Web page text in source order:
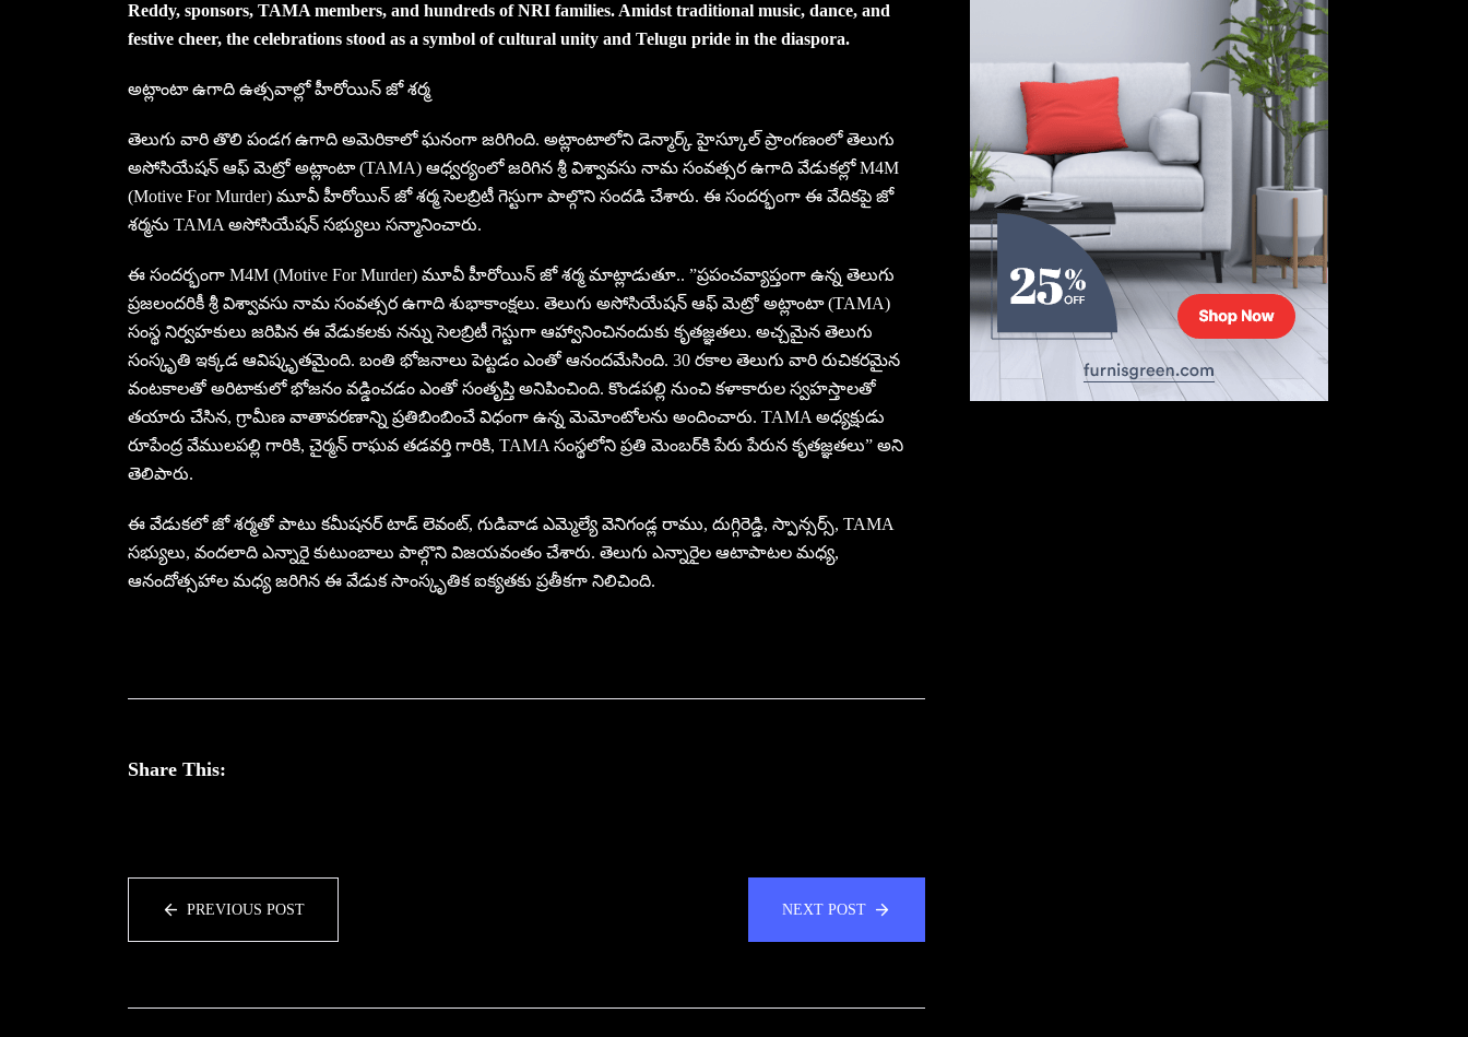
Reddy, sponsors, TAMA members, and hundreds of NRI families. Amidst traditional music, dance, and
festive cheer, the celebrations stood as a symbol of cultural unity and Telugu pride in the diaspora.
అట్లాంటా ఉగాది ఉత్స‌వాల్లో హీరోయిన్ జో శ‌ర్మ
తెలుగు వారి తొలి పండగ ఉగాది అమెరికాలో ఘ‌నంగా జ‌రిగింది. అట్లాంటాలోని డెన్మార్క్ హైస్కూల్ ప్రాంగణంలో తెలుగు
అసోసియేషన్ ఆఫ్ మెట్రో అట్లాంటా (TAMA) ఆధ్వర్యంలో జ‌రిగిన‌ శ్రీ విశ్వావసు నామ సంవత్సర ఉగాది వేడుక‌ల్లో M4M
(Motive For Murder) మూవీ హీరోయిన్ జో శ‌ర్మ సెలబ్రిటీ గెస్టుగా పాల్గొని సంద‌డి చేశారు. ఈ సంద‌ర్భంగా ఈ వేదిక‌పై జో
శ‌ర్మ‌ను TAMA అసోసియేష‌న్ స‌భ్యులు స‌న్మానించారు.
ఈ సంద‌ర్భంగా M4M (Motive For Murder) మూవీ హీరోయిన్ జో శ‌ర్మ మాట్లాడుతూ.. ”ప్ర‌పంచ‌వ్యాప్తంగా ఉన్న తెలుగు
ప్ర‌జ‌లంద‌రికీ శ్రీ విశ్వావసు నామ సంవత్సర ఉగాది శుభాకాంక్ష‌లు. తెలుగు అసోసియేషన్ ఆఫ్ మెట్రో అట్లాంటా (TAMA)
సంస్థ నిర్వ‌హ‌కులు జ‌రిపిన ఈ వేడుక‌ల‌కు న‌న్ను సెలబ్రిటీ గెస్టుగా ఆహ్వానించినందుకు కృతజ్ఞ‌త‌లు. అచ్చ‌మైన తెలుగు
సంస్కృతి ఇక్క‌డ ఆవిష్కృత‌మైంది. బంతి భోజ‌నాలు పెట్ట‌డం ఎంతో ఆనంద‌మేసింది. 30 ర‌కాల తెలుగు వారి రుచిక‌ర‌మైన
వంట‌కాల‌తో అరిటాకులో భోజ‌నం వడ్డించ‌డం ఎంతో సంతృప్తి అనిపించింది. కొండ‌ప‌ల్లి నుంచి క‌ళాకారుల స్వ‌హ‌స్తాల‌తో
త‌యారు చేసిన‌, గ్రామీణ వాతావ‌ర‌ణాన్ని ప్ర‌తిబింబించే విధంగా ఉన్న మెమోంటోల‌ను అందించారు. TAMA అధ్య‌క్షుడు
రూపేంద్ర వేముల‌ప‌ల్లి గారికి, చైర్మ‌న్ రాఘ‌వ త‌డ‌వ‌ర్తి గారికి, TAMA సంస్థ‌లోని ప్ర‌తి మెంబ‌ర్‌కి పేరు పేరున కృత‌జ్ఞ‌త‌లు” అని
తెలిపారు.
ఈ వేడుక‌లో జో శ‌ర్మ‌తో పాటు క‌మీష‌న‌ర్ టాడ్ లెవంట్, గుడివాడ ఎమ్మెల్యే వెనిగండ్ల రాము, దుగ్గిరెడ్డి, స్పాన్స‌ర్స్, TAMA
స‌భ్యులు, వంద‌లాది ఎన్నారై కుటుంబాలు పాల్గొని విజ‌య‌వంతం చేశారు. తెలుగు ఎన్నారైల ఆటాపాట‌ల మ‌ధ్య‌,
ఆనందోత్స‌హాల మ‌ధ్య జ‌రిగిన ఈ వేడుక సాంస్కృతిక ఐక్యతకు ప్రతీకగా నిలిచింది.
Share This:
PREVIOUS POST NEXT POST